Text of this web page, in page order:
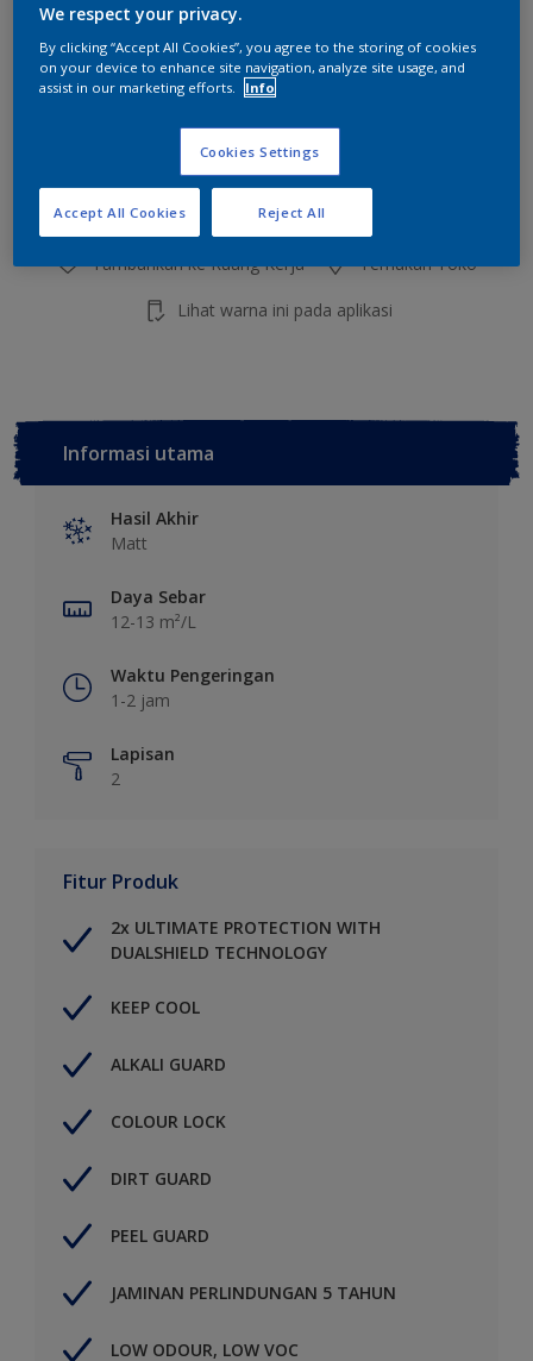
Ukuran
2.5 L 20 L
Kalkulator cat
Hitung
Tambahkan ke Ruang Kerja Temukan Toko
Lihat warna ini pada aplikasi
Informasi utama
Hasil Akhir
Matt
Daya Sebar
12-13 m²/L
Waktu Pengeringan
1-2 jam
Lapisan
2
Fitur Produk
2x ULTIMATE PROTECTION WITH
DUALSHIELD TECHNOLOGY
KEEP COOL
ALKALI GUARD
COLOUR LOCK
DIRT GUARD
PEEL GUARD
JAMINAN PERLINDUNGAN 5 TAHUN
LOW ODOUR, LOW VOC
We respect your privacy.
By clicking “Accept All Cookies”, you agree to the storing of cookies
on your device to enhance site navigation, analyze site usage, and
assist in our marketing efforts.
Info
Cookies Settings
Reject All
Accept All Cookies